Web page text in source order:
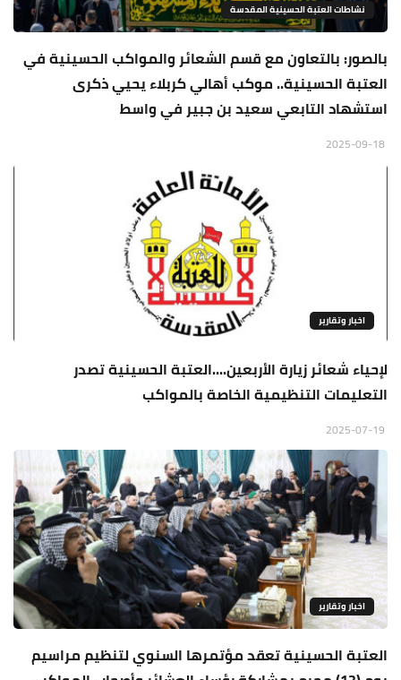
نشاطات العتبة الحسينية المقدسة
بالصور: بالتعاون مع قسم الشعائر والمواكب الحسينية في
العتبة الحسينية.. موكب أهالي كربلاء يحيي ذكرى
استشهاد التابعي سعيد بن جبير في واسط
اخبار وتقارير
لإحياء شعائر زيارة الأربعين....العتبة الحسينية تصدر
التعليمات التنظيمية الخاصة بالمواكب
اخبار وتقارير
العتبة الحسينية تعقد مؤتمرها السنوي لتنظيم مراسيم